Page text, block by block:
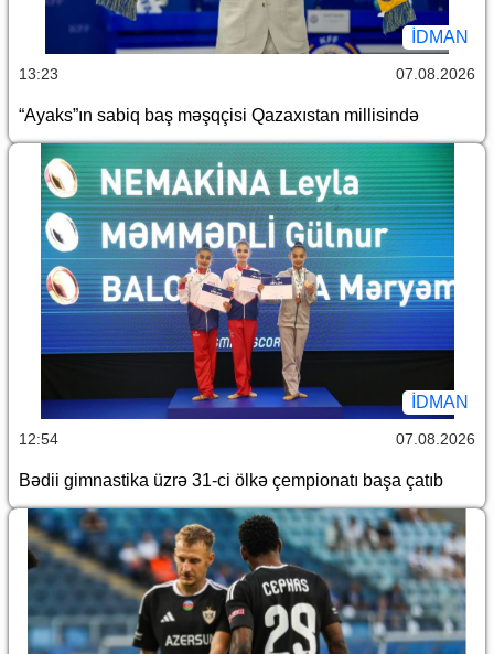
İDMAN
13:23 07.08.2026
“Ayaks”ın sabiq baş məşqçisi Qazaxıstan millisində
İDMAN
12:54 07.08.2026
Bədii gimnastika üzrə 31-ci ölkə çempionatı başa çatıb